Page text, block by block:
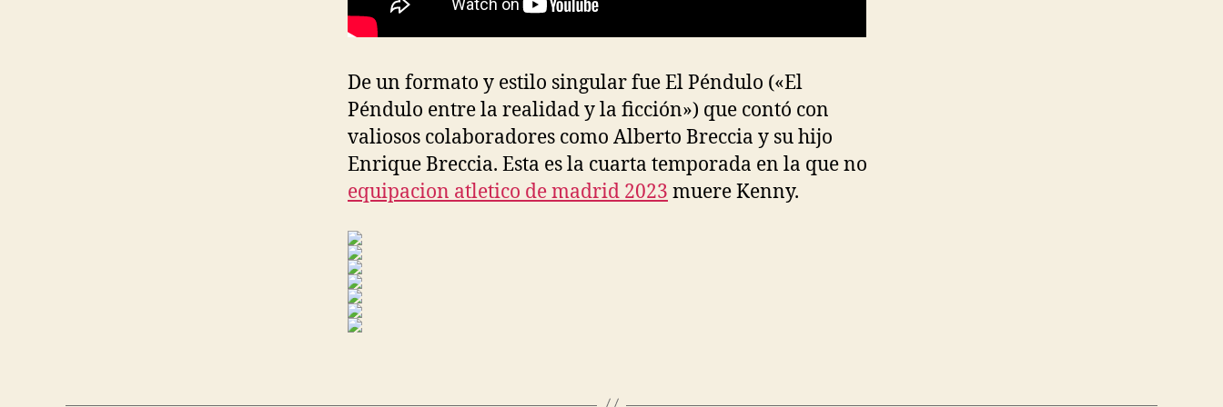
De un formato y estilo singular fue El Péndulo («El
Péndulo entre la realidad y la ficción») que contó con
valiosos colaboradores como Alberto Breccia y su hijo
Enrique Breccia. Esta es la cuarta temporada en la que no
equipacion atletico de madrid 2023 muere Kenny.